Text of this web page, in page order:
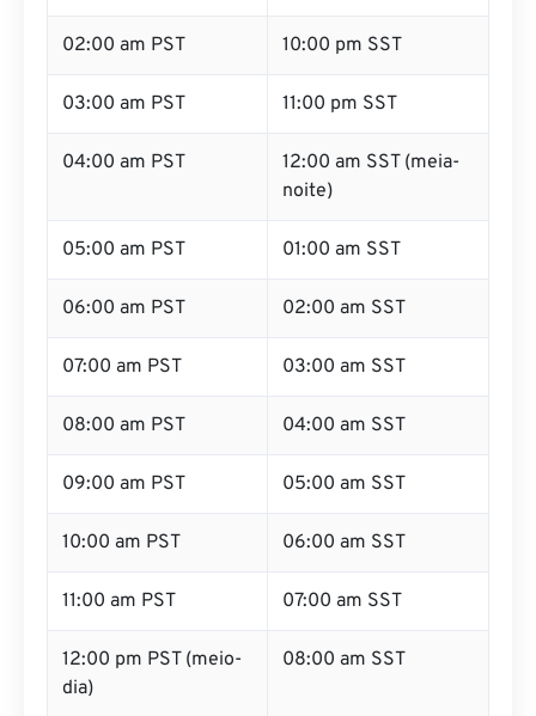
02:00 am PST 10:00 pm SST
03:00 am PST 11:00 pm SST
04:00 am PST
12:00 am SST (meia-
noite)
05:00 am PST 01:00 am SST
06:00 am PST 02:00 am SST
07:00 am PST 03:00 am SST
08:00 am PST 04:00 am SST
09:00 am PST 05:00 am SST
10:00 am PST 06:00 am SST
11:00 am PST 07:00 am SST
12:00 pm PST (meio-
dia)
08:00 am SST